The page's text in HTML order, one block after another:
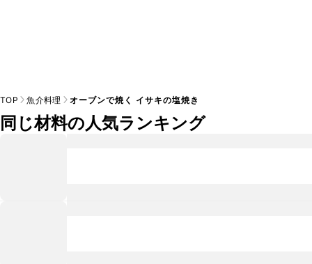
TOP 魚介料理 オーブンで焼く イサキの塩焼き
同じ材料の人気ランキング